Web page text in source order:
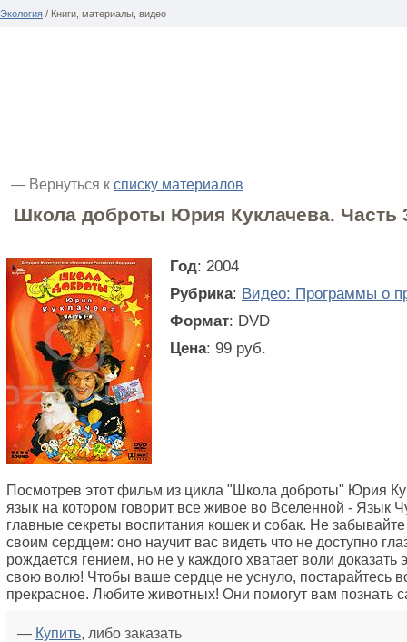
Экология / Книги, материалы, видео
— Вернуться к списку материалов
Школа доброты Юрия Куклачева. Часть
Год: 2004
Рубрика: Видео: Программы о
Формат: DVD
Цена: 99 руб.
Посмотрев этот фильм из цикла "Школа доброты" Юрия
язык на котором говорит все живое во Вселенной - Язык
главные секреты воспитания кошек и собак. Не забывайте
своим сердцем: оно научит вас видеть что не доступно
рождается гением, но не у каждого хватает воли доказать
свою волю! Чтобы ваше сердце не уснуло, постарайтесь
прекрасное. Любите животных! Они помогут вам познать
— Купить, либо заказать